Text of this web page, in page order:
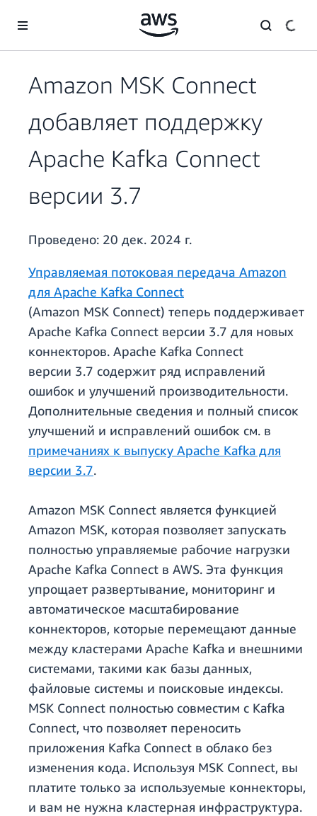
Перейти к главному контенту
Amazon MSK Connect
добавляет поддержку
Apache Kafka Connect
версии 3.7
Проведено: 20 дек. 2024 г.
Управляемая потоковая передача Amazon
для Apache Kafka Connect
(Amazon MSK Connect) теперь поддерживает
Apache Kafka Connect версии 3.7 для новых
коннекторов. Apache Kafka Connect
версии 3.7 содержит ряд исправлений
ошибок и улучшений производительности.
Дополнительные сведения и полный список
улучшений и исправлений ошибок см. в
примечаниях к выпуску Apache Kafka для
версии 3.7.
Amazon MSK Connect является функцией
Amazon MSK, которая позволяет запускать
полностью управляемые рабочие нагрузки
Apache Kafka Connect в AWS. Эта функция
упрощает развертывание, мониторинг и
автоматическое масштабирование
коннекторов, которые перемещают данные
между кластерами Apache Kafka и внешними
системами, такими как базы данных,
файловые системы и поисковые индексы.
MSK Connect полностью совместим с Kafka
Connect, что позволяет переносить
приложения Kafka Connect в облако без
изменения кода. Используя MSK Connect, вы
платите только за используемые коннекторы,
и вам не нужна кластерная инфраструктура.